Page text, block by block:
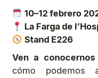
10–12 febrero
La Farga de
Stand E226
Ven a
cómo podemos